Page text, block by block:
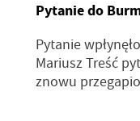
Pytanie do
Pytanie
Mariusz Treść
znowu